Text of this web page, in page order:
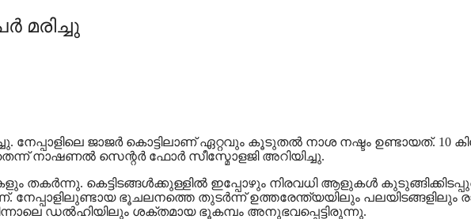
മരിച്ചു
നേപ്പാളിലെ ജാജർ കൊട്ടിലാണ് ഏറ്റവും കൂടുതൽ നാശ നഷ്ടം ഉണ്ടായത്. 10
നാഷണൽ സെന്റർ ഫോർ സീസ്മോളജി അറിയിച്ചു.
തകർന്നു. കെട്ടിടങ്ങൾക്കുള്ളിൽ ഇപ്പോഴും നിരവധി ആളുകൾ
ഭൂചലനത്തെ തുടർന്ന് ഉത്തരേന്ത്യയിലും പലയിടങ്ങളിലും
ഡൽഹിയിലും ശക്തമായ ഭൂകമ്പം അനുഭവപ്പെട്ടിരുന്നു.